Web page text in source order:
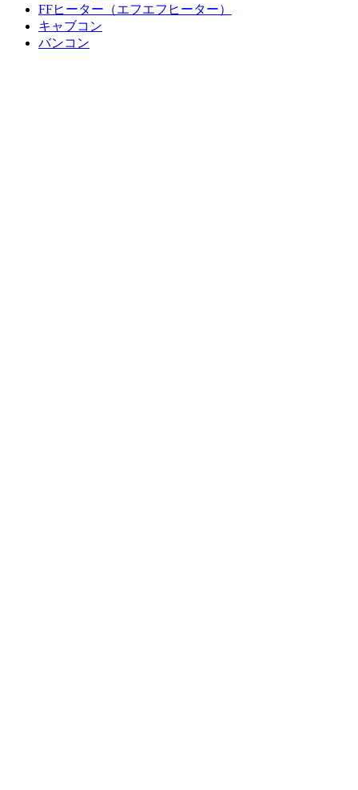
FFヒーター（エフエフヒーター）
キャブコン
バンコン